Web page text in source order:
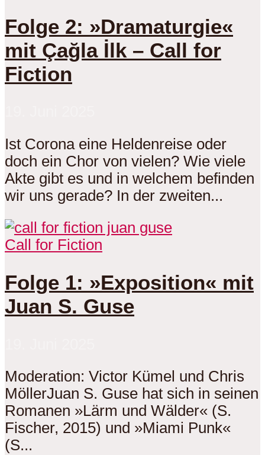
Folge 2: »Dramaturgie«
mit Çağla İlk – Call for
Fiction
Ist Corona eine Heldenreise oder
doch ein Chor von vielen? Wie viele
Akte gibt es und in welchem befinden
wir uns gerade? In der zweiten...
Call for Fiction
Folge 1: »Exposition« mit
Juan S. Guse
Moderation: Victor Kümel und Chris
MöllerJuan S. Guse hat sich in seinen
Romanen »Lärm und Wälder« (S.
Fischer, 2015) und »Miami Punk«
(S...